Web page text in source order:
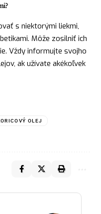
s niektorými liekmi,
Môže zosilniť ich
Vždy informujte svojho
ak užívate akékoľvek
OLEJ